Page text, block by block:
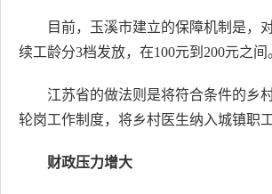
目前，玉溪市建立的保障机制是，
续工龄分3档发放，在100元到200元之间
江苏省的做法则是将符合条件的乡
轮岗工作制度，将乡村医生纳入城镇职
财政压力增大